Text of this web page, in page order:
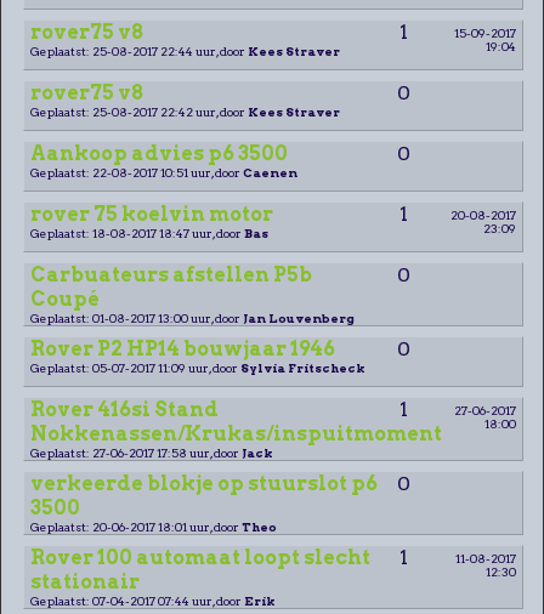
rover75 v8 1
15-09-2017
19:04
Geplaatst: 25-08-2017 22:44 uur, door Kees Straver
rover75 v8 0
Geplaatst: 25-08-2017 22:42 uur, door Kees Straver
Aankoop advies p6 3500 0
Geplaatst: 22-08-2017 10:51 uur, door Caenen
rover 75 koelvin motor 1
20-08-2017
23:09
Geplaatst: 18-08-2017 18:47 uur, door Bas
Carbuateurs afstellen P5b
Coupé
0
Geplaatst: 01-08-2017 13:00 uur, door Jan Louvenberg
Rover P2 HP14 bouwjaar 1946 0
Geplaatst: 05-07-2017 11:09 uur, door Sylvia Fritscheck
Rover 416si Stand
Nokkenassen/Krukas/inspuitmoment
1
27-06-2017
18:00
Geplaatst: 27-06-2017 17:58 uur, door Jack
verkeerde blokje op stuurslot p6
3500
0
Geplaatst: 20-06-2017 18:01 uur, door Theo
Rover 100 automaat loopt slecht
stationair
1
11-08-2017
12:30
Geplaatst: 07-04-2017 07:44 uur, door Erik